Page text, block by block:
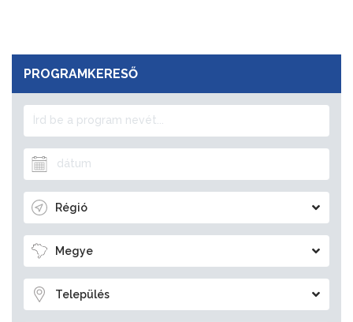
PROGRAMKERESŐ
Régió
Megye
Település